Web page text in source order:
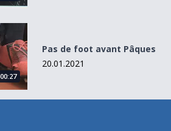
Pas de foot avant Pâques
20.01.2021